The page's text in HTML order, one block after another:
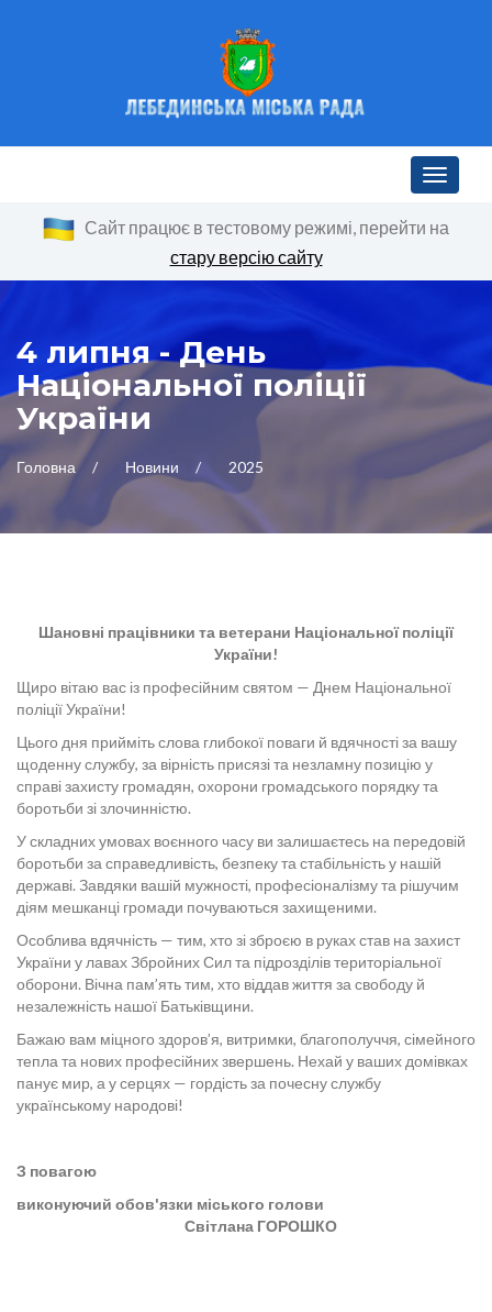
Toggle
Сайт працює в тестовому режимі, перейти на
стару версію сайту
4 липня - День
Національної поліції
України
Головна Новини 2025
Шановні працівники та ветерани Національної поліції
України!
Щиро вітаю вас із професійним святом — Днем Національної
поліції України!
Цього дня прийміть слова глибокої поваги й вдячності за вашу
щоденну службу, за вірність присязі та незламну позицію у
справі захисту громадян, охорони громадського порядку та
боротьби зі злочинністю.
У складних умовах воєнного часу ви залишаєтесь на передовій
боротьби за справедливість, безпеку та стабільність у нашій
державі. Завдяки вашій мужності, професіоналізму та рішучим
діям мешканці громади почуваються захищеними.
Особлива вдячність — тим, хто зі зброєю в руках став на захист
України у лавах Збройних Сил та підрозділів територіальної
оборони. Вічна пам’ять тим, хто віддав життя за свободу й
незалежність нашої Батьківщини.
Бажаю вам міцного здоров’я, витримки, благополуччя, сімейного
тепла та нових професійних звершень. Нехай у ваших домівках
панує мир, а у серцях — гордість за почесну службу
українському народові!
З повагою
виконуючий обов'язки міського голови
Світлана ГОРОШКО